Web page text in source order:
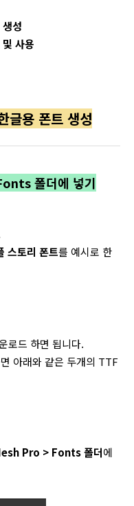
성
사용
글용 폰트 생성
폴더에 넣기
스토리 폰트를 예시로 한
로드 하면 됩니다.
아래와 같은 두개의 TTF
Pro > Fonts 폴더에